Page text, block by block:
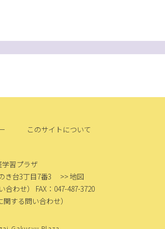
このサイトについて
習プラザ
き台3丁目7番3
>> 地図
合わせ） FAX：047-487-3720
関する問い合わせ）